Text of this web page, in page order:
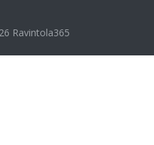
Ravintola365